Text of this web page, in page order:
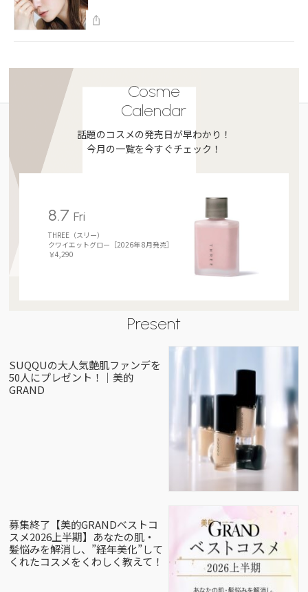
Cosme
Calendar
話題のコスメの発売日が早わかり！
今月の一覧を今すぐチェック！
8.7Fri
THREE（スリー）
クワイエットグロー［2026年 8月発売］
￥4,290
Present
SUQQUの大人気艶肌ファンデを
50人にプレゼント！｜美的
GRAND
募集終了【美的GRANDベストコ
スメ2026上半期】あなたの肌・
髪悩みを解消し、”経年美化”して
くれたコスメをくわしく教えて！